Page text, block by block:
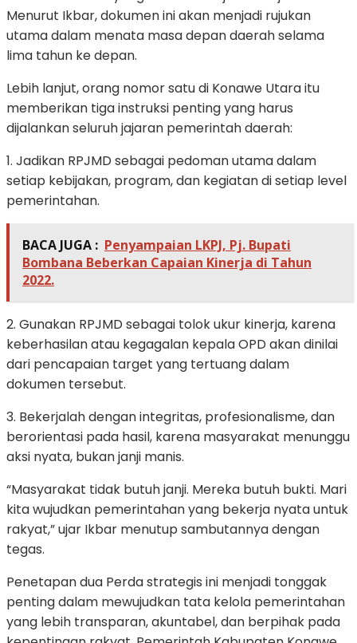
Menurut Ikbar, dokumen ini akan menjadi rujukan
utama dalam menata masa depan daerah selama
lima tahun ke depan.
Lebih lanjut, orang nomor satu di Konawe Utara itu
memberikan tiga instruksi penting yang harus
dijalankan seluruh jajaran pemerintah daerah:
1. Jadikan RPJMD sebagai pedoman utama dalam
setiap kebijakan, program, dan kegiatan di setiap level
pemerintahan.
BACA JUGA : Penyampaian LKPJ, Pj. Bupati
Bombana Beberkan Capaian Kinerja di Tahun
2022.
2. Gunakan RPJMD sebagai tolok ukur kinerja, karena
keberhasilan atau kegagalan kepala OPD akan dinilai
dari pencapaian target yang tertuang dalam
dokumen tersebut.
3. Bekerjalah dengan integritas, profesionalisme, dan
berorientasi pada hasil, karena masyarakat menunggu
aksi nyata, bukan janji manis.
“Masyarakat tidak butuh janji. Mereka butuh bukti. Mari
kita wujudkan pemerintahan yang bekerja nyata untuk
rakyat,” ujar Ikbar menutup sambutannya dengan
tegas.
Penetapan dua Perda strategis ini menjadi tonggak
penting dalam mewujudkan tata kelola pemerintahan
yang lebih transparan, akuntabel, dan berpihak pada